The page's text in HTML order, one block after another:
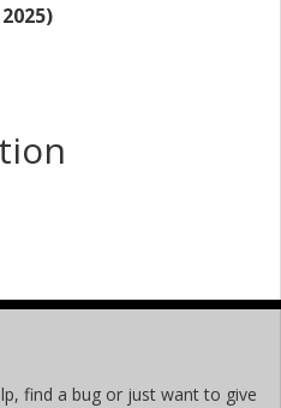
find a bug or just want to give